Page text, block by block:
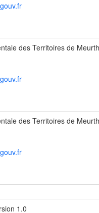
des Territoires de
des Territoires de
1.0